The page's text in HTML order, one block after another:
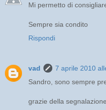
Mi permetto di
Sempre sia condito
Rispondi
vad
7 aprile 2010
Sandro, sono sempre
grazie della segnalazione